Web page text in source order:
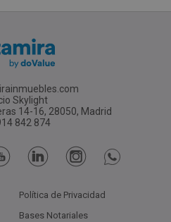
Skylight
14-16, 28050, Madrid
842 874
Política de Privacidad
Bases Notariales